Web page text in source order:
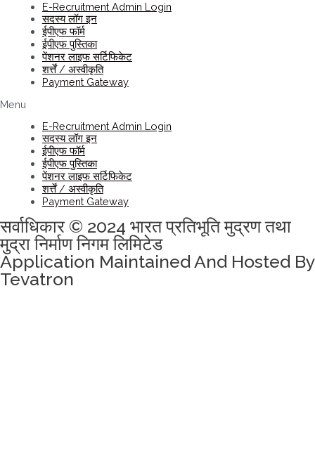
E-Recruitment Admin Login
सदस्य लॉग इन
ईपीएफ फॉर्म
ईपीएफ पुस्तिका
पेंशनर लाइफ सर्टिफिकेट
शर्त्तें / अस्वीकृति
Payment Gateway
Menu
E-Recruitment Admin Login
सदस्य लॉग इन
ईपीएफ फॉर्म
ईपीएफ पुस्तिका
पेंशनर लाइफ सर्टिफिकेट
शर्त्तें / अस्वीकृति
Payment Gateway
सर्वाधिकार © 2024 भारत प्रतिभूति मुद्रण तथा
मुद्रा निर्माण निगम लिमिटेड
Application Maintained And Hosted By
Tevatron